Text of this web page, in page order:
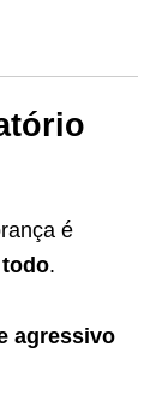
é
.
agressivo